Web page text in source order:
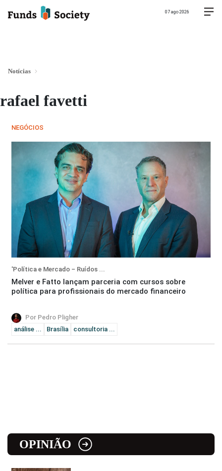
07 ago 2026
Notícias
rafael favetti
NEGÓCIOS
'Política e Mercado – Ruídos ...
Melver e Fatto lançam parceria com cursos sobre
política para profissionais do mercado financeiro
Por Pedro Pligher
análise ...
Brasília consultoria ...
OPINIÃO